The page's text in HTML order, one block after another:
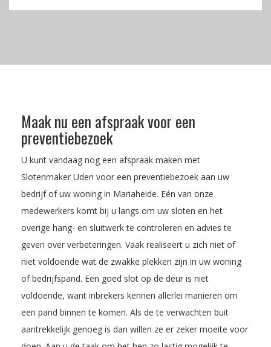
Maak nu een afspraak voor een
preventiebezoek
U kunt vandaag nog een afspraak maken met
Slotenmaker Uden voor een preventiebezoek aan uw
bedrijf of uw woning in Mariaheide. Eén van onze
medewerkers komt bij u langs om uw sloten en het
overige hang- en sluitwerk te controleren en advies te
geven over verbeteringen. Vaak realiseert u zich niet of
niet voldoende wat de zwakke plekken zijn in uw woning
of bedrijfspand. Een goed slot op de deur is niet
voldoende, want inbrekers kennen allerlei manieren om
een pand binnen te komen. Als de te verwachten buit
aantrekkelijk genoeg is dan willen ze er zeker moeite voor